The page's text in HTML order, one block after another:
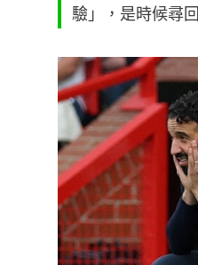
驗」，是時候尋